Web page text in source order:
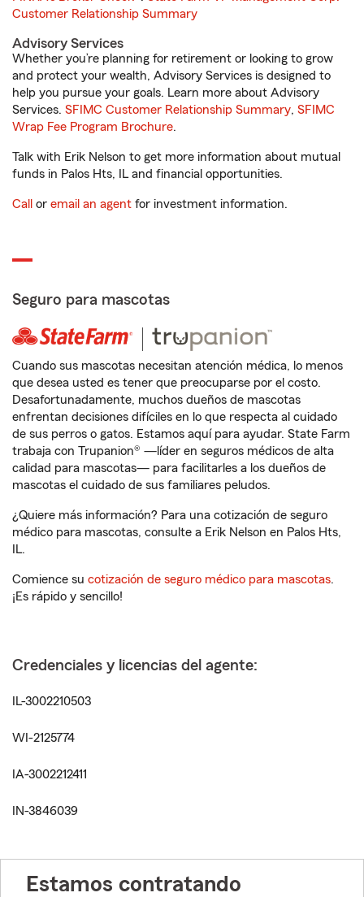
Customer Relationship Summary
Advisory Services
Whether you’re planning for retirement or looking to grow
and protect your wealth, Advisory Services is designed to
help you pursue your goals. Learn more about Advisory
Services. SFIMC Customer Relationship Summary, SFIMC
Wrap Fee Program Brochure.
Talk with Erik Nelson to get more information about mutual
funds in Palos Hts, IL and financial opportunities.
Call or email an agent for investment information.
Seguro para mascotas
Cuando sus mascotas necesitan atención médica, lo menos
que desea usted es tener que preocuparse por el costo.
Desafortunadamente, muchos dueños de mascotas
enfrentan decisiones difíciles en lo que respecta al cuidado
de sus perros o gatos. Estamos aquí para ayudar. State Farm
trabaja con Trupanion® —líder en seguros médicos de alta
calidad para mascotas— para facilitarles a los dueños de
mascotas el cuidado de sus familiares peludos.
¿Quiere más información? Para una cotización de seguro
médico para mascotas, consulte a Erik Nelson en Palos Hts,
IL.
Comience su cotización de seguro médico para mascotas.
¡Es rápido y sencillo!
Credenciales y licencias del agente:
IL-3002210503
WI-2125774
IA-3002212411
IN-3846039
Estamos contratando